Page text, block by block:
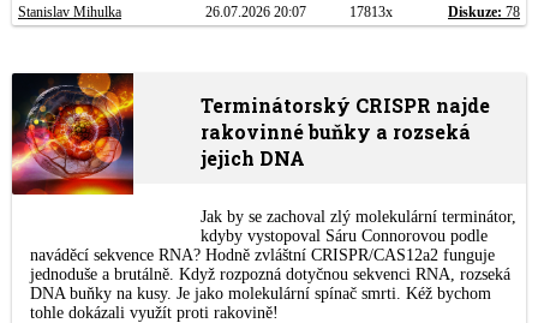
Stanislav Mihulka 26.07.2026 20:07 17813x Diskuze: 78
Terminátorský CRISPR najde
rakovinné buňky a rozseká
jejich DNA
Jak by se zachoval zlý molekulární terminátor,
kdyby vystopoval Sáru Connorovou podle
naváděcí sekvence RNA? Hodně zvláštní CRISPR/CAS12a2 funguje
jednoduše a brutálně. Když rozpozná dotyčnou sekvenci RNA, rozseká
DNA buňky na kusy. Je jako molekulární spínač smrti. Kéž bychom
tohle dokázali využít proti rakovině!